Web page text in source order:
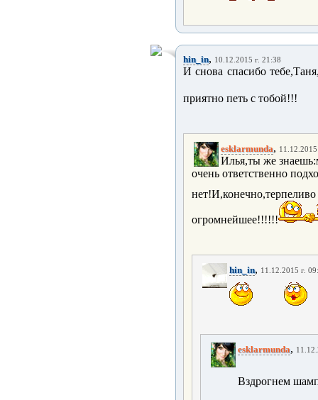
hin_in, 10.12.2015 г. 21:38
И снова спасибо
приятно петь с тобой!!!
esklarmunda,
Илья,ты же
очень ответственно
огромнейшее!!!!!!
hin_in, 11.12.2015 г.
esklarmunda,
Вздрогнем